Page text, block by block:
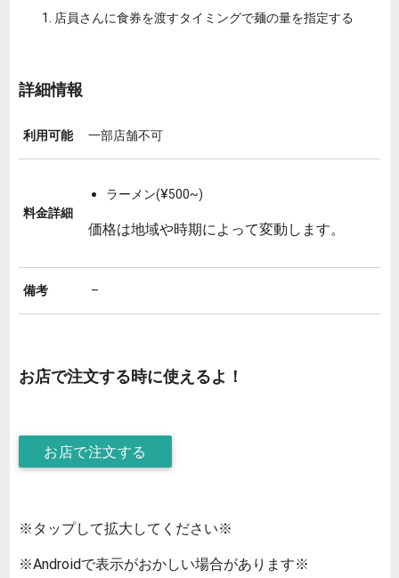
店員さんに食券を渡すタイミングで麺の量を指定する
詳細情報
利用可能 一部店舗不可
料金詳細
ラーメン(¥500~)
価格は地域や時期によって変動します。
備考 –
お店で注文する時に使えるよ！
お店で注文する
※タップして拡大してください※
※Androidで表示がおかしい場合があります※